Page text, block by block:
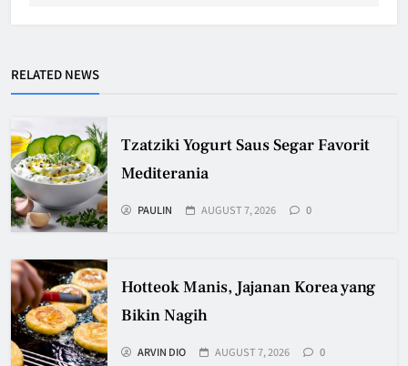
RELATED NEWS
Tzatziki Yogurt Saus Segar Favorit
Mediterania
PAULIN AUGUST 7, 2026 0
Hotteok Manis, Jajanan Korea yang
Bikin Nagih
ARVIN DIO AUGUST 7, 2026 0